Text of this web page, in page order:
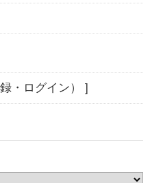
・ログイン） ]